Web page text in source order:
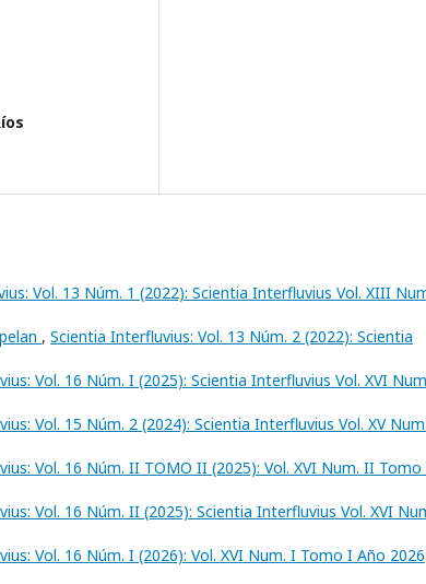
Vol. 13 Núm. 1 (2022): Scientia Interfluvius Vol. XIII
, Scientia Interfluvius: Vol. 13 Núm. 2 (2022): Scientia
Vol. 16 Núm. I (2025): Scientia Interfluvius Vol. XVI
Vol. 15 Núm. 2 (2024): Scientia Interfluvius Vol. XV
Vol. 16 Núm. II TOMO II (2025): Vol. XVI Num. II
Vol. 16 Núm. II (2025): Scientia Interfluvius Vol. XVI
Vol. 16 Núm. I (2026): Vol. XVI Num. I Tomo I Año 2026